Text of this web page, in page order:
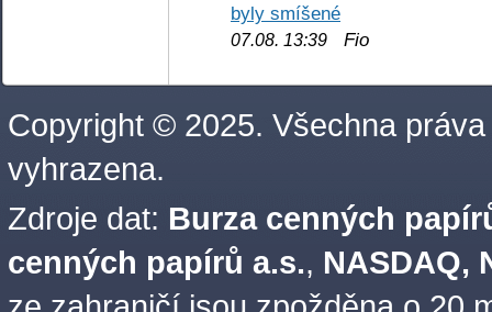
byly smíšené
07.08. 13:39 Fio
Copyright © 2025. Všechna práva
vyhrazena.
Zdroje dat: Burza cenných
cenných papírů a.s., NASDAQ,